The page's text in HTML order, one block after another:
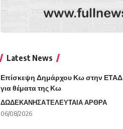
Latest News
Επίσκεψη Δημάρχου Κω στην ΕΤΑΔ
για θέματα της Κω
ΔΩΔΕΚΑΝΗΣΑΤΕΛΕΥΤΑΙΑ ΑΡΘΡΑ
06/08/2026